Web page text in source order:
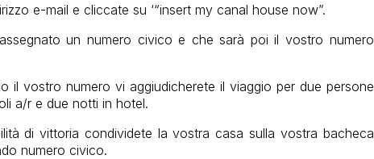
e-mail e cliccate su ‘“insert my canal house now”.
assegnato un numero civico e che sarà poi il vostro numero
il vostro numero vi aggiudicherete il viaggio per due persone
a/r e due notti in hotel.
di vittoria condividete la vostra casa sulla vostra bacheca
numero civico.